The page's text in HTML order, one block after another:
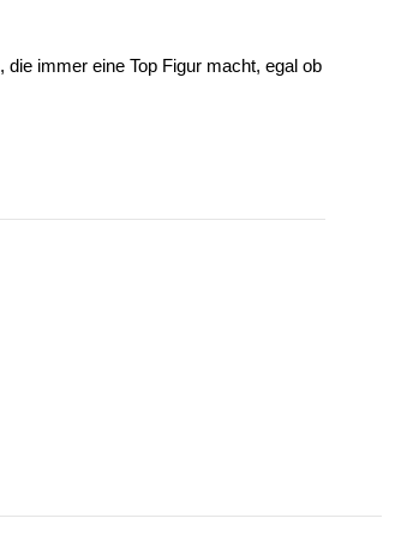
immer eine Top Figur macht, egal ob